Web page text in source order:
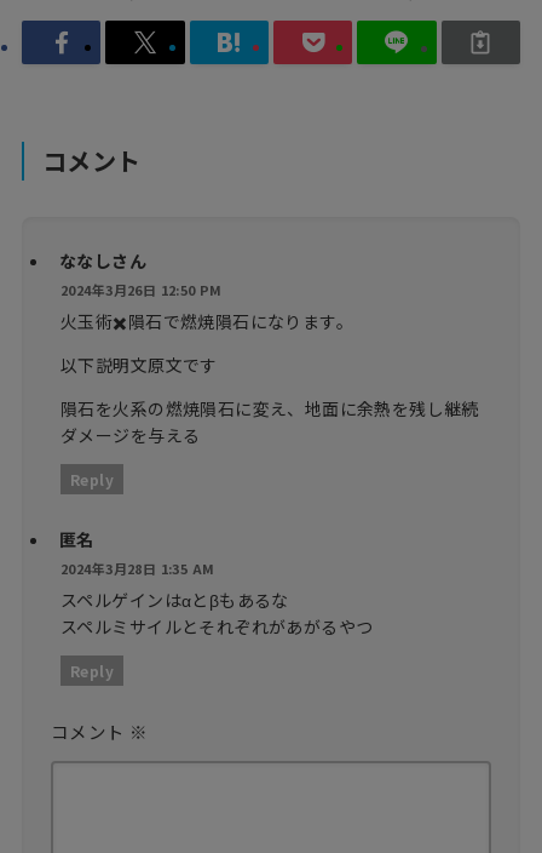
コメント
ななしさん
2024年3月26日 12:50 PM
火玉術✖️隕石で燃焼隕石になります。
以下説明文原文です
隕石を火系の燃焼隕石に変え、地面に余熱を残し継続
ダメージを与える
Reply
匿名
2024年3月28日 1:35 AM
スペルゲインはαとβもあるな
スペルミサイルとそれぞれがあがるやつ
Reply
コメント ※